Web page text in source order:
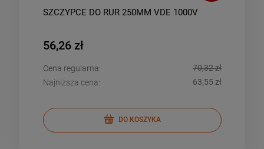
SZCZYPCE DO RUR 250MM VDE 1000V
56,26 zł
Cena regularna:
70,32 zł
Najniższa cena:
63,55 zł
DO KOSZYKA